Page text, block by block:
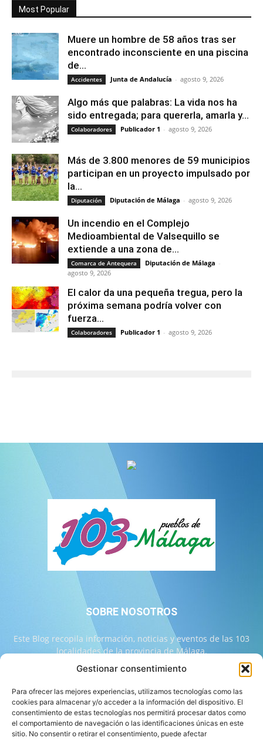
Gestionar consentimiento
Para ofrecer las mejores experiencias, utilizamos tecnologías como las
cookies para almacenar y/o acceder a la información del dispositivo. El
consentimiento de estas tecnologías nos permitirá procesar datos como
el comportamiento de navegación o las identificaciones únicas en este
sitio. No consentir o retirar el consentimiento, puede afectar
Most Popular
Muere un hombre de 58 años tras ser
encontrado inconsciente en una piscina
de...
Accidentes Junta de Andalucía - agosto 9, 2026
Algo más que palabras: La vida nos ha
sido entregada; para quererla, amarla y...
Colaboradores Publicador 1 - agosto 9, 2026
Más de 3.800 menores de 59 municipios
participan en un proyecto impulsado por
la...
Diputación Diputación de Málaga - agosto 9, 2026
Un incendio en el Complejo
Medioambiental de Valsequillo se
extiende a una zona de...
Comarca de Antequera Diputación de Málaga -
agosto 9, 2026
El calor da una pequeña tregua, pero la
próxima semana podría volver con
fuerza...
Colaboradores Publicador 1 - agosto 9, 2026
SOBRE NOSOTROS
Este Blog recopila información, noticias y eventos de las 103
localidades de la provincia de Málaga.
Contáctanos: info@103malaga.com
SÍGUENOS